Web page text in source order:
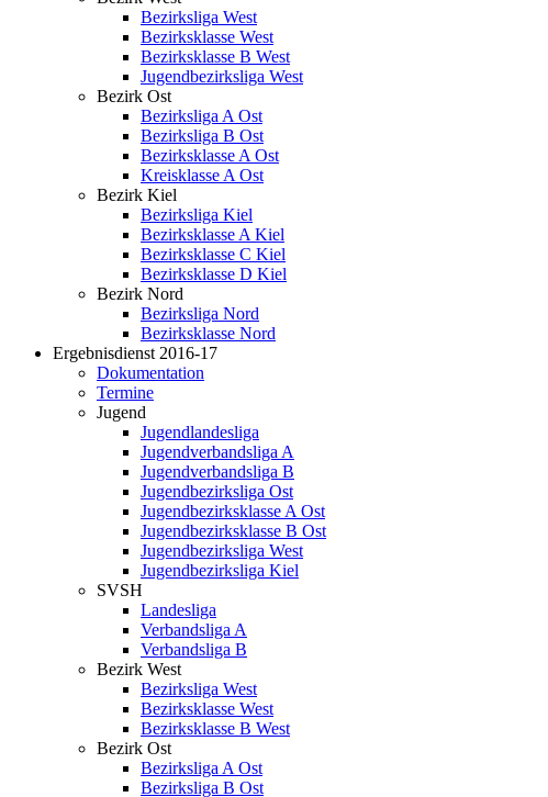
Bezirksliga West
Bezirksklasse West
Bezirksklasse B West
Jugendbezirksliga West
Bezirk Ost
Bezirksliga A Ost
Bezirksliga B Ost
Bezirksklasse A Ost
Kreisklasse A Ost
Bezirk Kiel
Bezirksliga Kiel
Bezirksklasse A Kiel
Bezirksklasse C Kiel
Bezirksklasse D Kiel
Bezirk Nord
Bezirksliga Nord
Bezirksklasse Nord
Ergebnisdienst 2016-17
Dokumentation
Termine
Jugend
Jugendlandesliga
Jugendverbandsliga A
Jugendverbandsliga B
Jugendbezirksliga Ost
Jugendbezirksklasse A Ost
Jugendbezirksklasse B Ost
Jugendbezirksliga West
Jugendbezirksliga Kiel
SVSH
Landesliga
Verbandsliga A
Verbandsliga B
Bezirk West
Bezirksliga West
Bezirksklasse West
Bezirksklasse B West
Bezirk Ost
Bezirksliga A Ost
Bezirksliga B Ost